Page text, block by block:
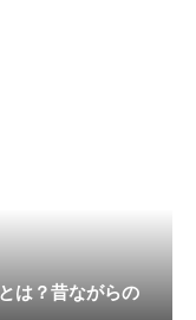
は？昔ながらの